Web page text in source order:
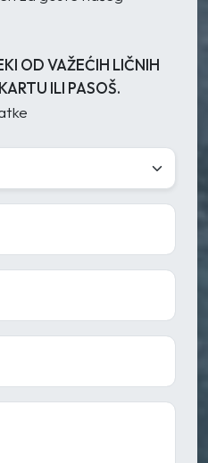
OD VAŽEĆIH LIČNIH
ILI PASOŠ.